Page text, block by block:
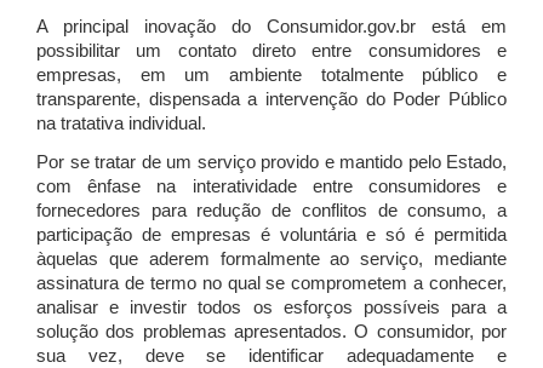
A principal inovação do Consumidor.gov.br está em
possibilitar um contato direto entre consumidores e
empresas, em um ambiente totalmente público e
transparente, dispensada a intervenção do Poder Público
na tratativa individual.
Por se tratar de um serviço provido e mantido pelo Estado,
com ênfase na interatividade entre consumidores e
fornecedores para redução de conflitos de consumo, a
participação de empresas é voluntária e só é permitida
àquelas que aderem formalmente ao serviço, mediante
assinatura de termo no qual se comprometem a conhecer,
analisar e investir todos os esforços possíveis para a
solução dos problemas apresentados. O consumidor, por
sua vez, deve se identificar adequadamente e